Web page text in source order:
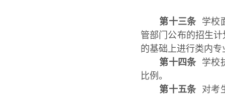
第十三条 学校
管部门公布的招生
的基础上进行类内专
第十四条 学校
比例。
第十五条 对考